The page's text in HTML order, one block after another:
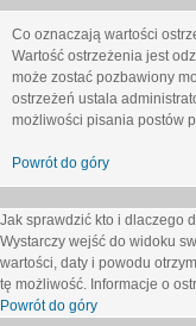
Co oznaczają wartości
Wartość ostrzeżenia jest
może zostać pozbawiony
ostrzeżeń ustala
możliwości pisania postów
Powrót do góry
Jak sprawdzić kto i dlaczego
Wystarczy wejść do widoku
wartości, daty i powodu
tę możliwość. Informacje o
Powrót do góry